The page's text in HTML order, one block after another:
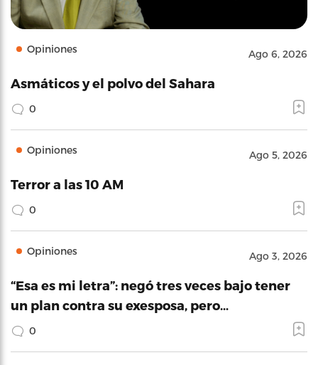
Opiniones Ago 6, 2026
Asmáticos y el polvo del Sahara
0
Opiniones Ago 5, 2026
Terror a las 10 AM
0
Opiniones Ago 3, 2026
“Esa es mi letra”: negó tres veces bajo tener
un plan contra su exesposa, pero…
0